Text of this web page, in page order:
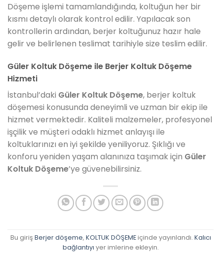
Döşeme işlemi tamamlandığında, koltuğun her bir
kısmı detaylı olarak kontrol edilir. Yapılacak son
kontrollerin ardından, berjer koltuğunuz hazır hale
gelir ve belirlenen teslimat tarihiyle size teslim edilir.
Güler Koltuk Döşeme ile Berjer Koltuk Döşeme
Hizmeti
İstanbul’daki Güler Koltuk Döşeme, berjer koltuk
döşemesi konusunda deneyimli ve uzman bir ekip ile
hizmet vermektedir. Kaliteli malzemeler, profesyonel
işçilik ve müşteri odaklı hizmet anlayışı ile
koltuklarınızı en iyi şekilde yeniliyoruz. Şıklığı ve
konforu yeniden yaşam alanınıza taşımak için Güler
Koltuk Döşeme’ye güvenebilirsiniz.
Bu giriş Berjer döşeme, KOLTUK DÖŞEMEiçinde yayınlandı. Kalıcı
bağlantıyı yer imlerine ekleyin.